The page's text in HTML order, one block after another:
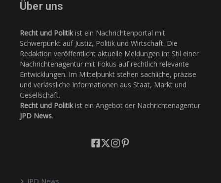
Über uns
Recht und Politikist ein Nachrichtenportal mit
Schwerpunkt auf Justiz, Politik und Wirtschaft. Die
Redaktion veröffentlicht aktuelle Meldungen im Stil einer
Nachrichtenagentur mit Fokus auf rechtlich relevante
Entwicklungen. Im Mittelpunkt stehen sachliche, präzise
und verlässliche Informationen aus Staat, Markt und
Gesellschaft.
Recht und Politikist ein Angebot der Nachrichtenagentur
JPD News.